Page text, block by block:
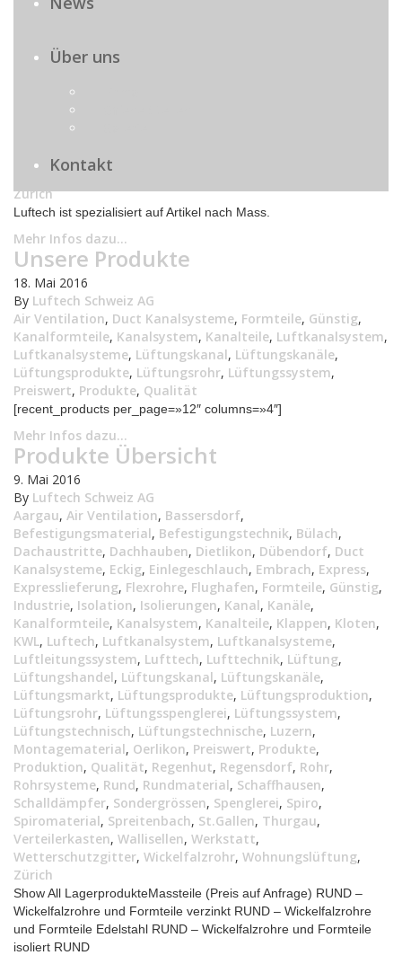
Über uns
Kontakt
Lüftungsmarkt
Lüftungstechnisch
Montagematerial
Produktion
Rohrsysteme
Schalldämpfer
Verteilerkasten,
Wetterschutzgitter
Zürich
Luftech ist spezialisiert auf Artikel nach Mass.
Mehr Infos dazu...
Unsere Produkte
18. Mai 2016
By Luftech Schweiz AG
Air Ventilation, Duct Kanalsysteme, Formteile, Günstig,
Kanalformteile, Kanalsystem, Kanalteile, Luftkanalsystem,
Luftkanalsysteme, Lüftungskanal, Lüftungskanäle,
Lüftungsprodukte, Lüftungsrohr, Lüftungssystem,
Preiswert, Produkte, Qualität
[recent_products per_page=»12″ columns=»4″]
Mehr Infos dazu...
Produkte Übersicht
9. Mai 2016
By Luftech Schweiz AG
Aargau, Air Ventilation, Bassersdorf,
Befestigungsmaterial, Befestigungstechnik, Bülach,
Dachaustritte, Dachhauben, Dietlikon, Dübendorf, Duct
Kanalsysteme, Eckig, Einlegeschlauch, Embrach, Express,
Expresslieferung, Flexrohre, Flughafen, Formteile, Günstig,
Industrie, Isolation, Isolierungen, Kanal, Kanäle,
Kanalformteile, Kanalsystem, Kanalteile, Klappen, Kloten,
KWL, Luftech, Luftkanalsystem, Luftkanalsysteme,
Luftleitungssystem, Lufttech, Lufttechnik, Lüftung,
Lüftungshandel, Lüftungskanal, Lüftungskanäle,
Lüftungsmarkt, Lüftungsprodukte, Lüftungsproduktion,
Lüftungsrohr, Lüftungsspenglerei, Lüftungssystem,
Lüftungstechnisch, Lüftungstechnische, Luzern,
Montagematerial, Oerlikon, Preiswert, Produkte,
Produktion, Qualität, Regenhut, Regensdorf, Rohr,
Rohrsysteme, Rund, Rundmaterial, Schaffhausen,
Schalldämpfer, Sondergrössen, Spenglerei, Spiro,
Spiromaterial, Spreitenbach, St.Gallen, Thurgau,
Verteilerkasten, Wallisellen, Werkstatt,
Wetterschutzgitter, Wickelfalzrohr, Wohnungslüftung,
Zürich
Show All LagerprodukteMassteile (Preis auf Anfrage) RUND –
Wickelfalzrohre und Formteile verzinkt RUND – Wickelfalzrohre
und Formteile Edelstahl RUND – Wickelfalzrohre und Formteile
isoliert RUND